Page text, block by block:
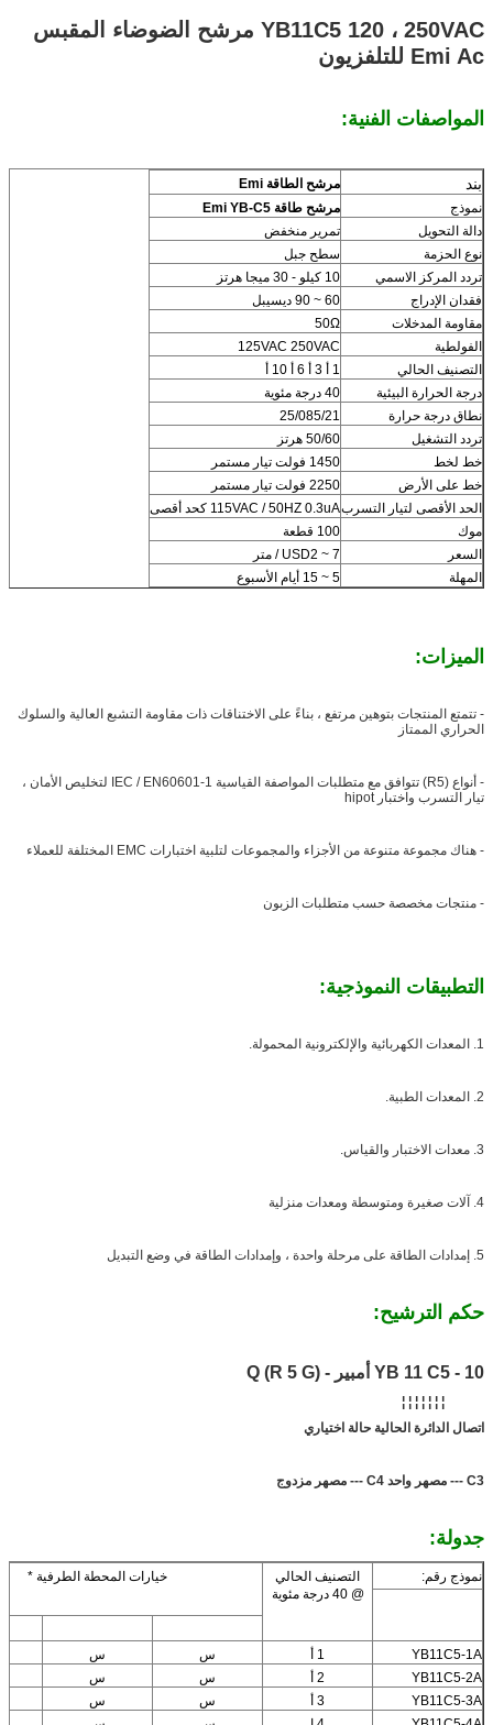
YB11C5 120 ، 250VAC مرشح الضوضاء المقبس
Emi Ac للتلفزيون
المواصفات الفنية:
بند
مرشح الطاقة Emi
نموذج
مرشح طاقة Emi YB-C5
دالة التحويل
تمرير منخفض
نوع الحزمة
سطح جبل
تردد المركز الاسمي
10 كيلو - 30 ميجا هرتز
فقدان الإدراج
60 ~ 90 ديسيبل
مقاومة المدخلات
50Ω
الفولطية
125VAC 250VAC
التصنيف الحالي
1 أ 3 أ 6 أ 10 أ
درجة الحرارة البيئية
40 درجة مئوية
نطاق درجة حرارة
25/085/21
تردد التشغيل
50/60 هرتز
خط لخط
1450 فولت تيار مستمر
خط على الأرض
2250 فولت تيار مستمر
الحد الأقصى لتيار التسرب115VAC / 50HZ 0.3uA كحد أقصى
موك
100 قطعة
السعر
USD2 ~ 7 / متر
المهلة
5 ~ 15 أيام الأسبوع
الميزات:
- تتمتع المنتجات بتوهين مرتفع ، بناءً على الاختناقات ذات مقاومة التشبع العالية والسلوك
الحراري الممتاز
- أنواع (R5) تتوافق مع متطلبات المواصفة القياسية IEC / EN60601-1 لتخليص الأمان ،
تيار التسرب واختبار hipot
- هناك مجموعة متنوعة من الأجزاء والمجموعات لتلبية اختبارات EMC المختلفة للعملاء
- منتجات مخصصة حسب متطلبات الزبون
التطبيقات النموذجية:
1. المعدات الكهربائية والإلكترونية المحمولة.
2. المعدات الطبية.
3. معدات الاختبار والقياس.
4. آلات صغيرة ومتوسطة ومعدات منزلية
5. إمدادات الطاقة على مرحلة واحدة ، وإمدادات الطاقة في وضع التبديل
حكم الترشيح:
YB 11 C5 - 10 أمبير - Q (R 5 G)
¦ ¦ ¦ ¦ ¦ ¦ ¦
اتصال الدائرة الحالية حالة اختياري
C3 --- مصهر واحد C4 --- مصهر مزدوج
جدولة:
نموذج رقم:
التصنيف الحالي
@ 40 درجة مئوية
خيارات المحطة الطرفية *
YB11C5-1A 1 أ س
س
YB11C5-2A
2 أ س
س
YB11C5-3A
3 أ س
س